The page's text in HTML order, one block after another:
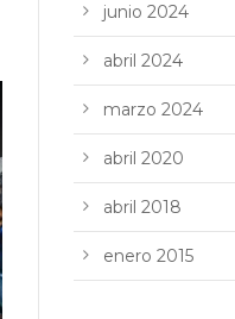
junio 2024
abril 2024
marzo 2024
abril 2020
abril 2018
enero 2015